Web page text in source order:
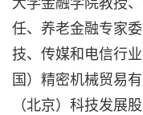
任、养老金融专家
技、传媒和电信行
国）精密机械贸易
（北京）科技发展